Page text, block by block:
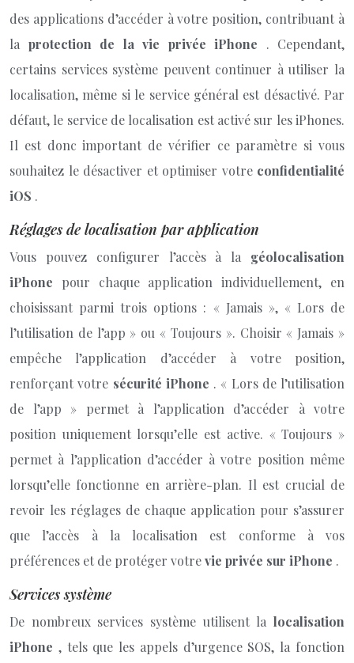
des applications d’accéder à votre position, contribuant à
la protection de la vie privée iPhone . Cependant,
certains services système peuvent continuer à utiliser la
localisation, même si le service général est désactivé. Par
défaut, le service de localisation est activé sur les iPhones.
Il est donc important de vérifier ce paramètre si vous
souhaitez le désactiver et optimiser votre confidentialité
iOS .
Réglages de localisation par application
Vous pouvez configurer l’accès à la géolocalisation
iPhone pour chaque application individuellement, en
choisissant parmi trois options : « Jamais », « Lors de
l’utilisation de l’app » ou « Toujours ». Choisir « Jamais »
empêche l’application d’accéder à votre position,
renforçant votre sécurité iPhone . « Lors de l’utilisation
de l’app » permet à l’application d’accéder à votre
position uniquement lorsqu’elle est active. « Toujours »
permet à l’application d’accéder à votre position même
lorsqu’elle fonctionne en arrière-plan. Il est crucial de
revoir les réglages de chaque application pour s’assurer
que l’accès à la localisation est conforme à vos
préférences et de protéger votrevie privée sur iPhone .
Services système
De nombreux services système utilisent la localisation
iPhone , tels que les appels d’urgence SOS, la fonction